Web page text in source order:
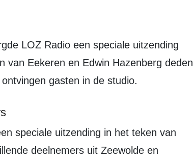
van Eekeren en Edwin Hazenberg deden
gasten in de studio.
deelnemers uit Zeewolde en